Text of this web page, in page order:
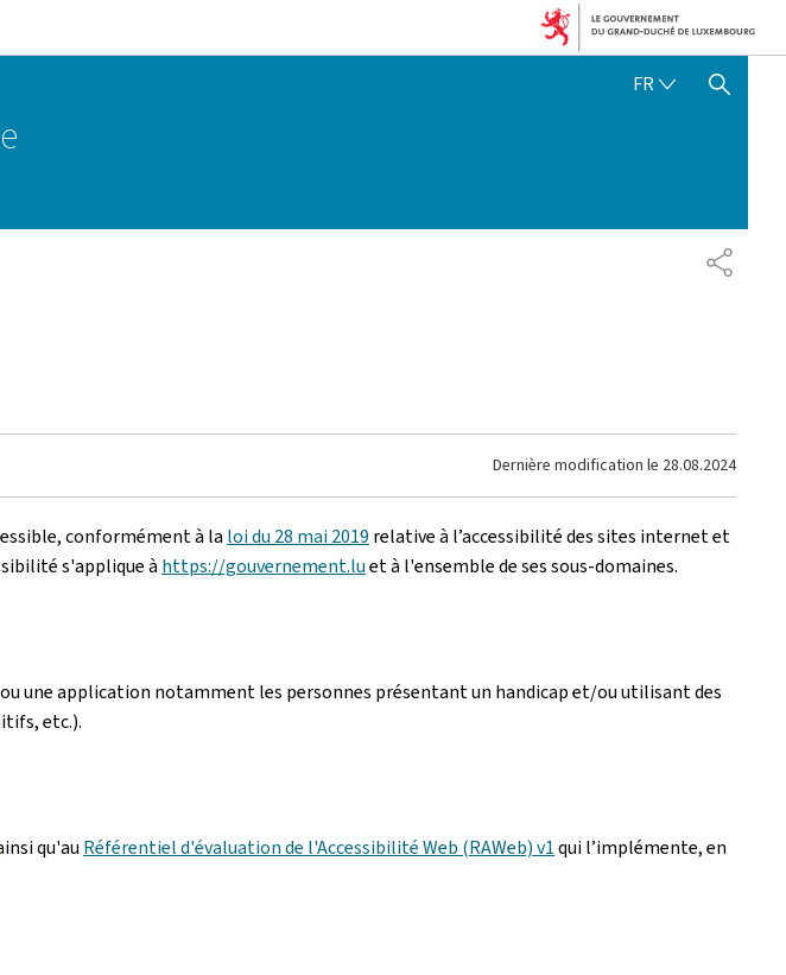
FRFRANÇAIS
AFFICHER / MASQUER
Dernière modification le 28.08.2024
conformément à la loi du 28 mai 2019 relative à l’accessibilité des sites internet et
s'applique à https://gouvernement.luet à l'ensemble de ses sous-domaines.
une application notamment les personnes présentant un handicap et/ou utilisant des
etc.).
qu'au Référentiel d'évaluation de l'Accessibilité Web (RAWeb) v1qui l’implémente, en